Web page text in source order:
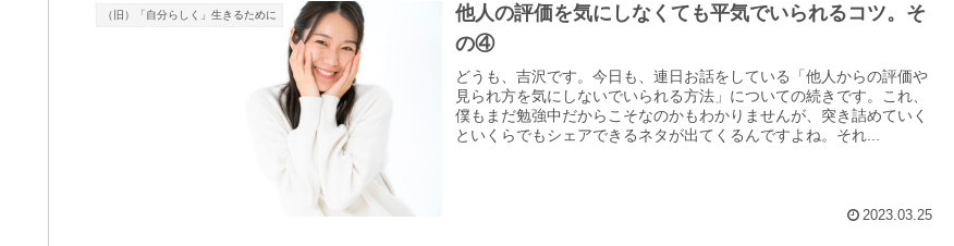
（旧）「自分らしく」生きるために
他人の評価を気にしなくても平気でいられるコツ。そ
の④
どうも、吉沢です。今日も、連日お話をしている「他人からの評価や
見られ方を気にしないでいられる方法」についての続きです。これ、
僕もまだ勉強中だからこそなのかもわかりませんが、突き詰めていく
といくらでもシェアできるネタが出てくるんですよね。それ...
2023.03.25